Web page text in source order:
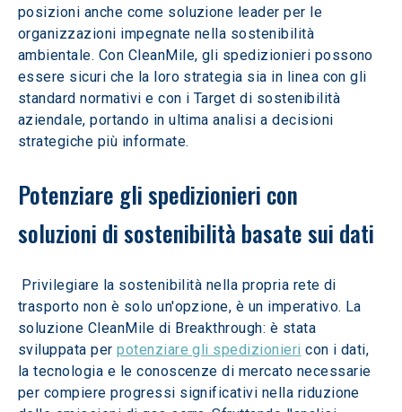
posizioni anche come soluzione leader per le
organizzazioni impegnate nella sostenibilità
ambientale. Con CleanMile, gli spedizionieri possono
essere sicuri che la loro strategia sia in linea con gli
standard normativi e con i Target di sostenibilità
aziendale, portando in ultima analisi a decisioni
strategiche più informate.
Potenziare gli spedizionieri con
soluzioni di sostenibilità basate sui dati
trasporto non è solo un'opzione, è un imperativo. La
soluzione CleanMile di Breakthrough: è stata
sviluppata per potenziare gli spedizionieri con i dati,
la tecnologia e le conoscenze di mercato necessarie
per compiere progressi significativi nella riduzione